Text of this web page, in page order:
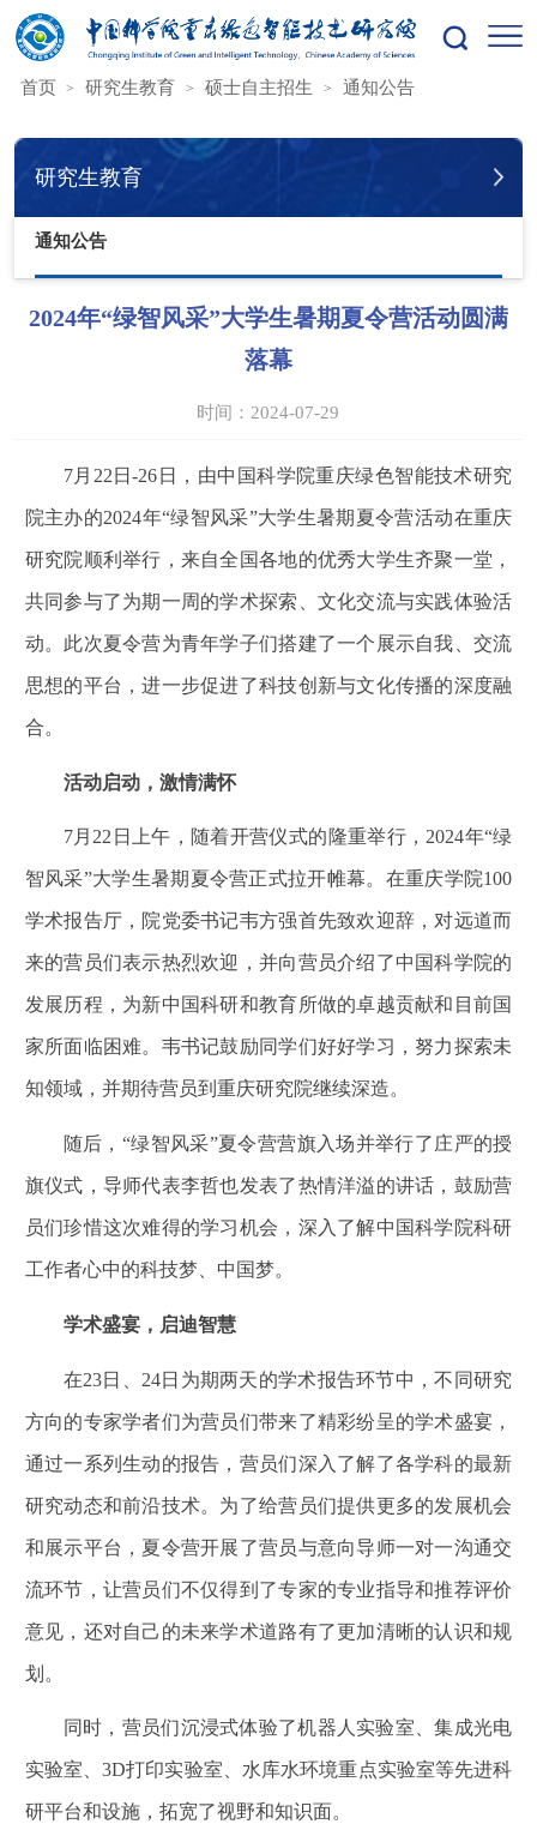
您的位置：
首页 研究生教育 硕士自主招生 通知公告
研究生教育
通知公告
2024年“绿智风采”大学生暑期夏令营活动圆满
落幕
时间：2024-07-29
7月 22 日-26 日，由中国科学院重庆绿色智能技术研究
院主办的2024年“绿智风采”大学生暑期夏令营活动在重庆
研究院顺利举行，来自全国各地的优秀大学生齐聚一堂，
共同参与了为期一周的学术探索、文化交流与实践体验活
动。此次夏令营为青年学子们搭建了一个展示自我、交流
思想的平台，进一步促进了科技创新与文化传播的深度融
合。
活动启动，激情满怀
7月22日上午，随着开营仪式的隆重举行，2024年“绿
智风采”大学生暑期夏令营正式拉开帷幕。在重庆学院100
学术报告厅，院党委书记韦方强首先致欢迎辞，对远道而
来的营员们表示热烈欢迎，并向营员介绍了中国科学院的
发展历程，为新中国科研和教育所做的卓越贡献和目前国
家所面临困难。韦书记鼓励同学们好好学习 ，努力探索未
知领域，并期待营员到重庆研究院继续深造。
随后， “绿智风采”夏令营营旗入场并举行了庄严的授
旗仪式，导师代表李哲也发表了热情洋溢的讲话，鼓励营
员们珍惜这次难得的学习机会，深入了解中国科学院科研
工作者心中的科技梦、中国梦。
学术盛宴，启迪智慧
在23日、24日为期两天的学术报告环节中，不同研究
方向的专家学者们为营员们带来了精彩纷呈的学术盛宴，
通过一系列生动的报告，营员们深入了解了各学科的最新
研究动态和前沿技术。为了给营员们提供更多的发展机会
和展示平台，夏令营开展了营员与意向导师一对一沟通交
流环节，让营员们不仅得到了专家的专业指导和推荐评价
意见，还对自己的未来学术道路有了更加清晰的认识和规
划。
同时，营员们沉浸式体验了机器人实验室、集成光电
实验室、3D打印实验室、水库水环境重点实验室等先进科
研平台和设施，拓宽了视野和知识面。